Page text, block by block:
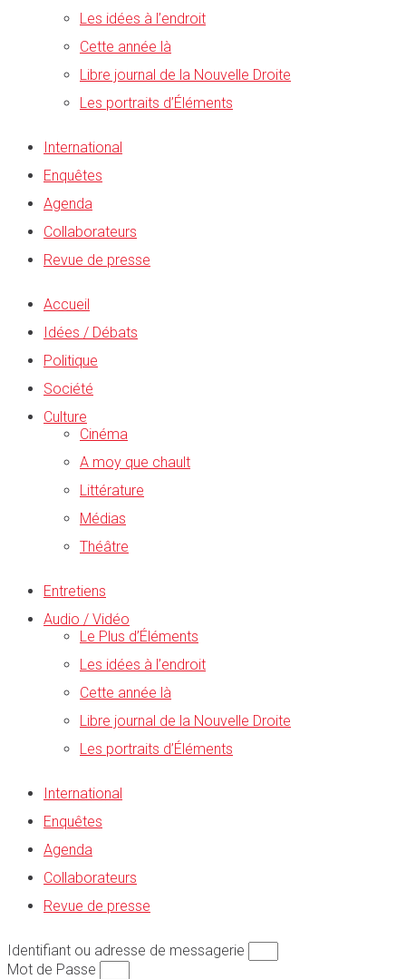
Les idées à l’endroit
Cette année là
Libre journal de la Nouvelle Droite
Les portraits d’Éléments
International
Enquêtes
Agenda
Collaborateurs
Revue de presse
Accueil
Idées / Débats
Politique
Société
Culture
Cinéma
A moy que chault
Littérature
Médias
Théâtre
Entretiens
Audio / Vidéo
Le Plus d’Éléments
Les idées à l’endroit
Cette année là
Libre journal de la Nouvelle Droite
Les portraits d’Éléments
International
Enquêtes
Agenda
Collaborateurs
Revue de presse
Identifiant ou adresse de messagerie
Mot de Passe